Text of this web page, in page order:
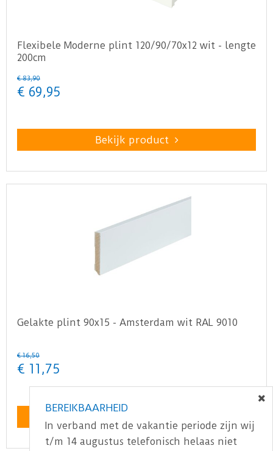
Flexibele Moderne plint 120/90/70x12 wit - lengte
200cm
€ 83,90
€ 69,95
Bekijk product
Gelakte plint 90x15 - Amsterdam wit RAL 9010
€ 16,50
€ 11 ,75
BEREIKBAARHEID
In verband met de vakantie periode zijn wij
t/m 14 augustus telefonisch helaas niet